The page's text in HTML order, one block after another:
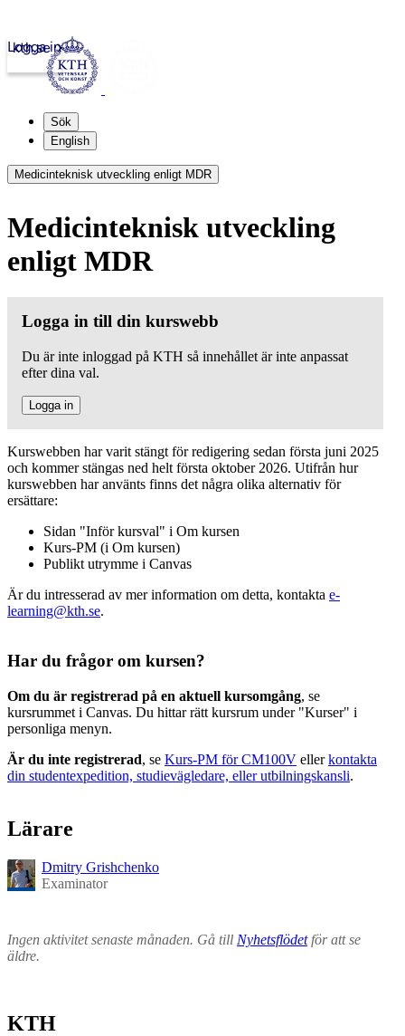
kth.se
Logga in
Sök
English
Medicinteknisk utveckling enligt MDR
Medicinteknisk utveckling
enligt MDR
Logga in till din kurswebb
Du är inte inloggad på KTH så innehållet är inte anpassat
efter dina val.
Logga in
Kurswebben har varit stängt för redigering sedan första juni 2025
och kommer stängas ned helt första oktober 2026. Utifrån hur
kurswebben har använts finns det några olika alternativ för
ersättare:
Sidan "Inför kursval" i Om kursen
Kurs-PM (i Om kursen)
Publikt utrymme i Canvas
Är du intresserad av mer information om detta, kontakta e-
learning@kth.se.
Har du frågor om kursen?
Om du är registrerad på en aktuell kursomgång, se
kursrummet i Canvas. Du hittar rätt kursrum under "Kurser" i
personliga menyn.
Är du inte registrerad, se Kurs-PM för CM100V ellerkontakta
din studentexpedition, studievägledare, eller utbilningskansli.
Lärare
Dmitry Grishchenko
Examinator
Ingen aktivitet senaste månaden. Gå till Nyhetsflödetför att se
äldre.
KTH